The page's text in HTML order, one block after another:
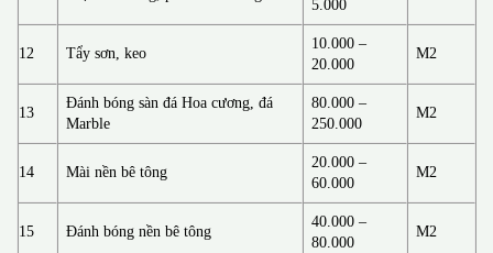
5.000
12 Tẩy sơn, keo
10.000 –
20.000
M2
13
Đánh bóng sàn đá Hoa cương, đá
Marble
80.000 –
250.000
M2
14 Mài nền bê tông
20.000 –
60.000
M2
15 Đánh bóng nền bê tông
40.000 –
80.000
M2